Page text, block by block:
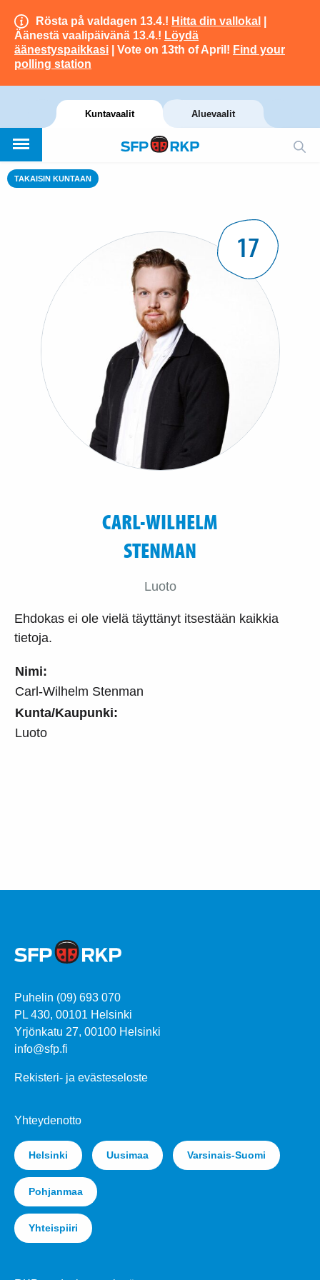
Rösta på valdagen 13.4.! Hitta din vallokal
Äänestä vaalipäivänä 13.4.! Löydä
äänestyspaikkasi | Vote on 13th of April! Find your
polling station
Kuntavaalit Aluevaalit
TAKAISIN KUNTAAN
Nimi:
Carl-Wilhelm Stenman
Kunta/Kaupunki:
Luoto
17
CARL-WILHELM
STENMAN
Luoto
Ehdokas ei ole vielä täyttänyt itsestään kaikkia
tietoja.
Puhelin (09) 693 070
PL 430, 00101 Helsinki
Yrjönkatu 27, 00100 Helsinki
info@sfp.fi
Rekisteri- ja evästeseloste
Yhteydenotto
Helsinki Uusimaa Varsinais-Suomi
Pohjanmaa
Yhteispiiri